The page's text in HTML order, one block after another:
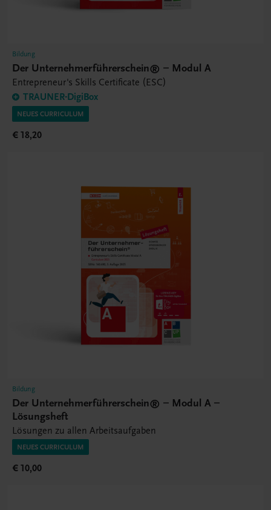
Bildung
Der Unternehmerführerschein® – Modul A
Entrepreneur's Skills Certificate (ESC)
TRAUNER-DigiBox
NEUES CURRICULUM
€ 18,20
Bildung
Der Unternehmerführerschein® – Modul A –
Lösungsheft
Lösungen zu allen Arbeitsaufgaben
NEUES CURRICULUM
€ 10,00